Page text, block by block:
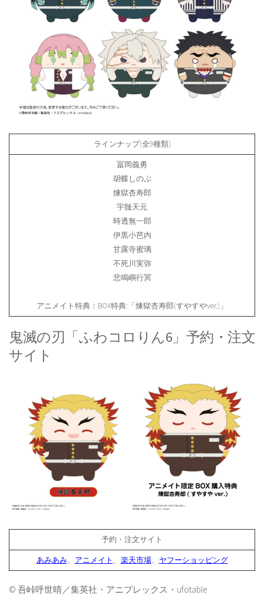
ラインナップ(全9種類)
冨岡義勇
胡蝶しのぶ
煉獄杏寿郎
宇髄天元
時透無一郎
伊黒小芭内
甘露寺蜜璃
不死川実弥
悲鳴嶼行冥
アニメイト特典：BOX特典:「煉獄杏寿郎(すやすやver.)」
鬼滅の刃「ふわコロりん6」予約・注文
サイト
予約・注文サイト
あみあみ、 アニメイト 、 楽天市場、 ヤフーショッピング
© 吾峠呼世晴／集英社・アニプレックス・ufotable